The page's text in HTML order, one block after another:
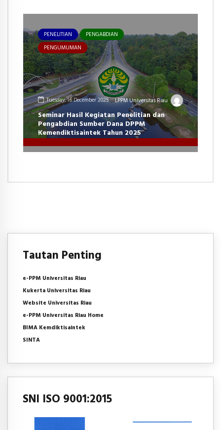
PENELITIAN
PENGABDIAN
PENGUMUMAN
Tuesday, 16 December 2025 LPPM Universitas Riau
Seminar Hasil Kegiatan Penelitian dan
Pengabdian Sumber Dana DPPM
Kemendiktisaintek Tahun 2025
Tautan Penting
e-PPM Universitas Riau
Kukerta Universitas Riau
Website Universitas Riau
e-PPM Universitas Riau Home
BIMA Kemdiktisaintek
SINTA
SNI ISO 9001:2015